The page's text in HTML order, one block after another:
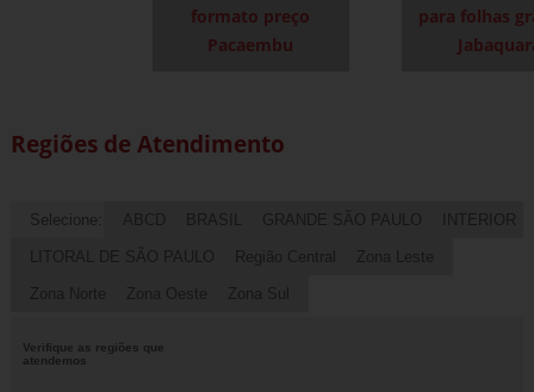
formato preço
Pacaembu
para folhas
Regiões de Atendimento
Selecione: ABCD BRASIL GRANDE SÃO PAULO INTERIOR
LITORAL DE SÃO PAULO Região Central Zona Leste
Zona Norte Zona Oeste Zona Sul
Verifique as regiões que
atendemos